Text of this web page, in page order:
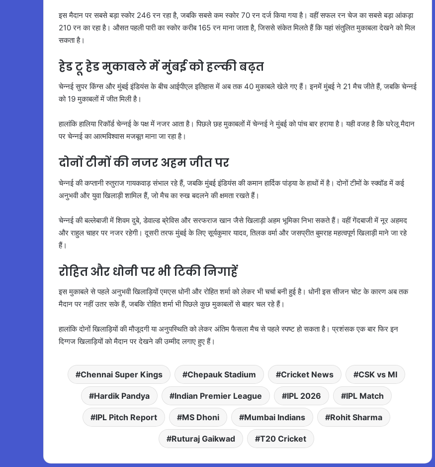
इस मैदान पर सबसे बड़ा स्कोर 246 रन रहा है, जबकि सबसे कम स्कोर 70 रन दर्ज किया गया है। वहीं सफल रन चेज का सबसे बड़ा आंकड़ा
210 रन का रहा है। औसत पहली पारी का स्कोर करीब 165 रन माना जाता है, जिससे संकेत मिलते हैं कि यहां संतुलित मुकाबला देखने को मिल
सकता है।
हेड टू हेड मुकाबले में मुंबई को हल्की बढ़त
चेन्नई सुपर किंग्स और मुंबई इंडियंस के बीच आईपीएल इतिहास में अब तक 40 मुकाबले खेले गए हैं। इनमें मुंबई ने 21 मैच जीते हैं, जबकि चेन्नई
को 19 मुकाबलों में जीत मिली है।
हालांकि हालिया रिकॉर्ड चेन्नई के पक्ष में नजर आता है। पिछले छह मुकाबलों में चेन्नई ने मुंबई को पांच बार हराया है। यही वजह है कि घरेलू मैदान
पर चेन्नई का आत्मविश्वास मजबूत माना जा रहा है।
दोनों टीमों की नजर अहम जीत पर
चेन्नई की कप्तानी रुतुराज गायकवाड़ संभाल रहे हैं, जबकि मुंबई इंडियंस की कमान हार्दिक पांड्या के हाथों में है। दोनों टीमों के स्क्वॉड में कई
अनुभवी और युवा खिलाड़ी शामिल हैं, जो मैच का रुख बदलने की क्षमता रखते हैं।
चेन्नई की बल्लेबाजी में शिवम दुबे, डेवाल्ड ब्रेविस और सरफराज खान जैसे खिलाड़ी अहम भूमिका निभा सकते हैं। वहीं गेंदबाजी में नूर अहमद
और राहुल चाहर पर नजर रहेगी। दूसरी तरफ मुंबई के लिए सूर्यकुमार यादव, तिलक वर्मा और जसप्रीत बुमराह महत्वपूर्ण खिलाड़ी माने जा रहे
हैं।
रोहित और धोनी पर भी टिकी निगाहें
इस मुकाबले से पहले अनुभवी खिलाड़ियों एमएस धोनी और रोहित शर्मा को लेकर भी चर्चा बनी हुई है। धोनी इस सीजन चोट के कारण अब तक
मैदान पर नहीं उतर सके हैं, जबकि रोहित शर्मा भी पिछले कुछ मुकाबलों से बाहर चल रहे हैं।
हालांकि दोनों खिलाड़ियों की मौजूदगी या अनुपस्थिति को लेकर अंतिम फैसला मैच से पहले स्पष्ट हो सकता है। प्रशंसक एक बार फिर इन
दिग्गज खिलाड़ियों को मैदान पर देखने की उम्मीद लगाए हुए हैं।
Chennai Super Kings Chepauk Stadium Cricket News CSK vs MI
Hardik Pandya Indian Premier League IPL 2026 IPL Match
IPL Pitch Report MS Dhoni Mumbai Indians Rohit Sharma
Ruturaj Gaikwad T20 Cricket